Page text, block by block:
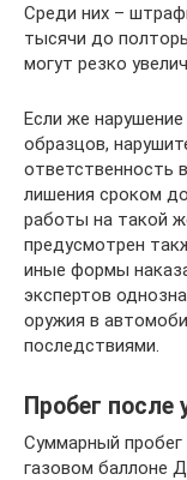
Среди них –
тысячи до
могут резко
Если же
образцов,
ответственность
лишения сроком
работы на такой
предусмотрен
иные формы
экспертов
оружия в
последствиями.
Пробег после
Суммарный пробег
газовом баллоне